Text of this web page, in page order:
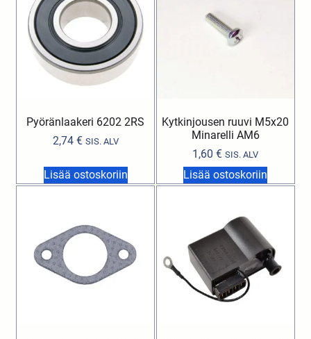
Pyöränlaakeri 6202 2RS
2,74 € SIS. ALV
Lisää ostoskoriin
Kytkinjousen ruuvi M5x20
Minarelli AM6
1,60€ SIS. ALV
Lisää ostoskoriin